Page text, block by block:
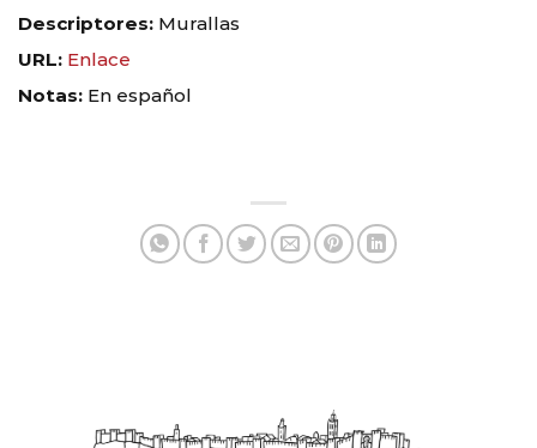
Descriptores: Murallas
URL: Enlace
Notas: En español